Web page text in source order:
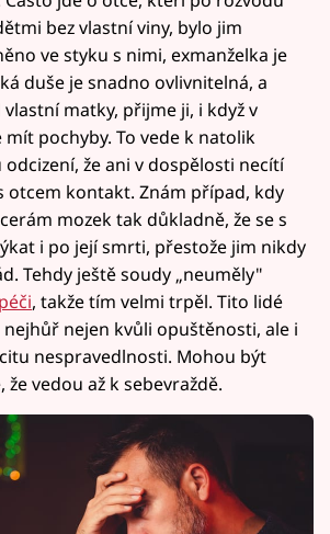
bez vlastní viny, bylo jim
ve styku s nimi, exmanželka je
duše je snadno ovlivnitelná, a
matky, přijme ji, i když v
pochyby. To vede k natolik
že ani v dospělosti necítí
otcem kontakt. Znám případ, kdy
mozek tak důkladně, že se s
i po její smrti, přestože jim nikdy
Tehdy ještě soudy „neuměly"
, takže tím velmi trpěl. Tito lidé
nejen kvůli opuštěnosti, ale i
nespravedlnosti. Mohou být
vedou až k sebevraždě.